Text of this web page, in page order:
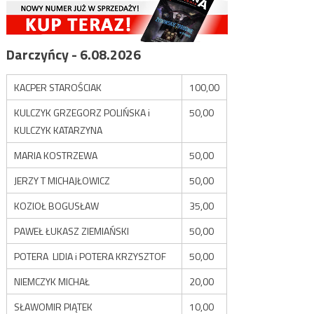
Darczyńcy - 6.08.2026
KACPER STAROŚCIAK
100,00
KULCZYK GRZEGORZ POLIŃSKA i
KULCZYK KATARZYNA
50,00
MARIA KOSTRZEWA
50,00
JERZY T MICHAJŁOWICZ
50,00
KOZIOŁ BOGUSŁAW
35,00
PAWEŁ ŁUKASZ ZIEMIAŃSKI
50,00
POTERA LIDIA i POTERA KRZYSZTOF
50,00
NIEMCZYK MICHAŁ
20,00
SŁAWOMIR PIĄTEK
10,00